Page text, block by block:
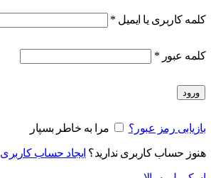
کلمه کاربری یا ایمیل *
کلمه عبور *
ورود
بازیابی رمز عبور؟ مرا به خاطر بسپار
هنوز حساب کاربری ندارید؟ ایجاد حساب کاربری